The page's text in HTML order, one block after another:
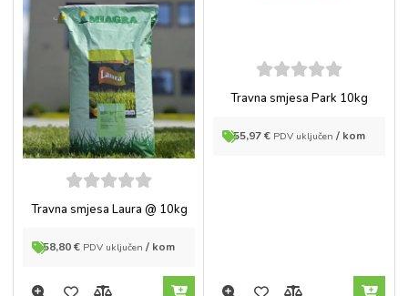
5out of
Travna smjesa Laura @ 10kg
58,80€ PDV uključen / kom
5out of
Travna smjesa Park 10kg
55,97€ PDV uključen / kom